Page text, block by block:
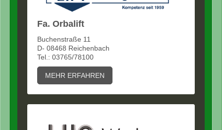
Fa. Orbalift
Buchenstraße 11
D- 08468 Reichenbach
Tel.: 03765/78100
MEHR ERFAHREN